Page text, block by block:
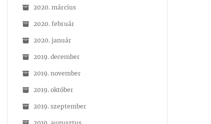
2020. március
2020. február
2020. január
2019. december
2019. november
2019. október
2019. szeptember